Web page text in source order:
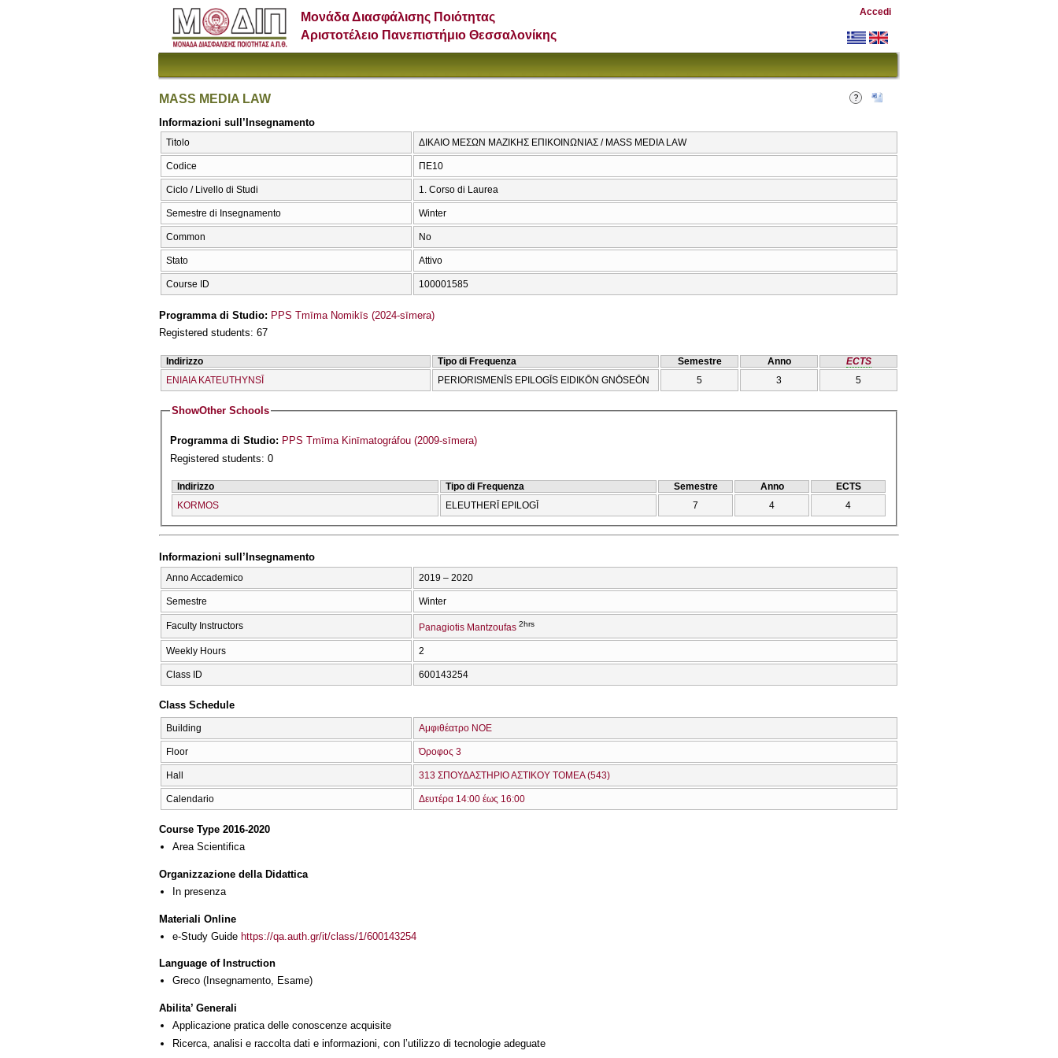
Μονάδα Διασφάλισης Ποιότητας
Αριστοτέλειο Πανεπιστήμιο Θεσσαλονίκης
Accedi
MASS MEDIA LAW
Informazioni sull’Insegnamento
Titolo ΔΙΚΑΙΟ ΜΕΣΩΝ ΜΑΖΙΚΗΣ ΕΠΙΚΟΙΝΩΝΙΑΣ / MASS MEDIA LAW
Codice ΠΕ10
Ciclo / Livello di Studi 1. Corso di Laurea
Semestre di Insegnamento Winter
Common No
Stato Attivo
Course ID 100001585
Programma di Studio: PPS Tmīma Nomikīs (2024-sīmera)
Registered students: 67
Indirizzo Tipo di Frequenza Semestre Anno
ECTS
ENIAIA KATEUTHYNSĪ
PERIORISMENĪS EPILOGĪS EIDIKŌN GNŌSEŌN 5 3 5
ShowOther Schools
Programma di Studio: PPS Tmīma Kinīmatográfou (2009-sīmera)
Registered students: 0
Indirizzo Tipo di Frequenza Semestre Anno
ECTS
KORMOS
ELEUTHERĪ EPILOGĪ 7 4 4
Informazioni sull’Insegnamento
Anno Accademico 2019 – 2020
Semestre Winter
Faculty Instructors Panagiotis Mantzoufas 2hrs
Weekly Hours 2
Class ID 600143254
Class Schedule
Building Αμφιθέατρο ΝΟΕ
Floor Όροφος 3
Hall 313 ΣΠΟΥΔΑΣΤΗΡΙΟ ΑΣΤΙΚΟΥ ΤΟΜΕΑ (543)
Calendario Δευτέρα 14:00 έως 16:00
Course Type 2016-2020
Area Scientifica
Organizzazione della Didattica
In presenza
Materiali Online
e-Study Guide https://qa.auth.gr/it/class/1/600143254
Language of Instruction
Greco (Insegnamento, Esame)
Abilita’ Generali
Applicazione pratica delle conoscenze acquisite
Ricerca, analisi e raccolta dati e informazioni, con l’utilizzo di tecnologie adeguate